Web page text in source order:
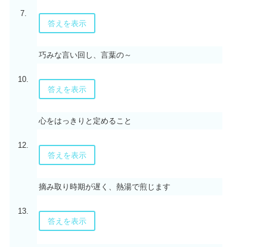
7.
答えを表示
10.
巧みな言い回し、言葉の～
答えを表示
12.
心をはっきりと定めること
答えを表示
13.
摘み取り時期が遅く、熱湯で煎じます
答えを表示